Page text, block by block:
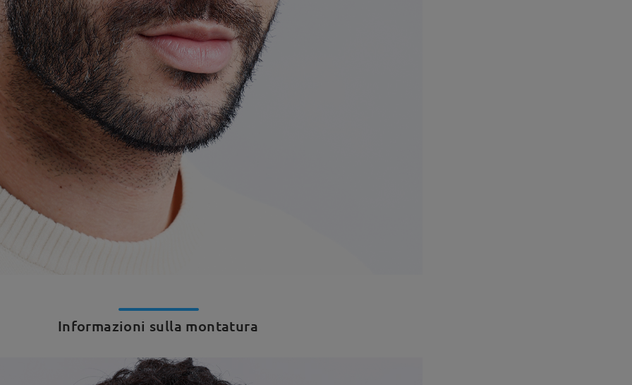
Informazioni sulla montatura